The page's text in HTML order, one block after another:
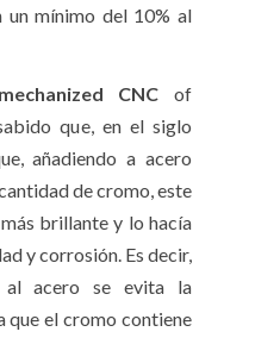
un mínimo del 10% al
mechanized CNC of
que, en el siglo
añadiendo a acero
de cromo, este
brillante y lo hacía
y corrosión. Es decir,
al acero se evita la
que el cromo contiene